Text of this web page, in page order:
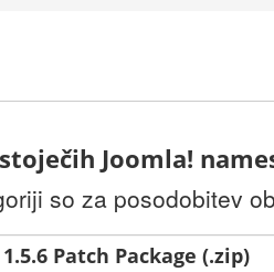
Joomla!
so za posodobitev
Patch Package (.zip)